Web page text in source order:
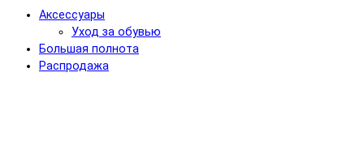
Аксессуары
Уход за обувью
Большая полнота
Распродажа